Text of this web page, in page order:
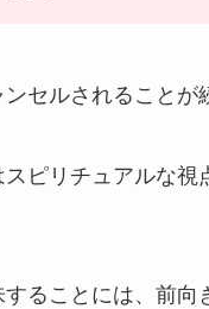
セルされることが
スピリチュアルな視
ることには、前